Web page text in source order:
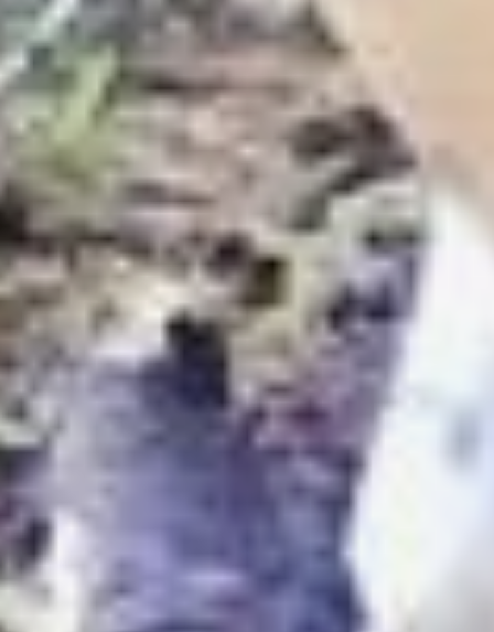
тигра, но и всей природы.
А именно о негативном
влиянии человека,
вызванном
деятельностью
коммерческих компаний
в ареалах обитания
редких и исчезающих
видов животных
и растений.